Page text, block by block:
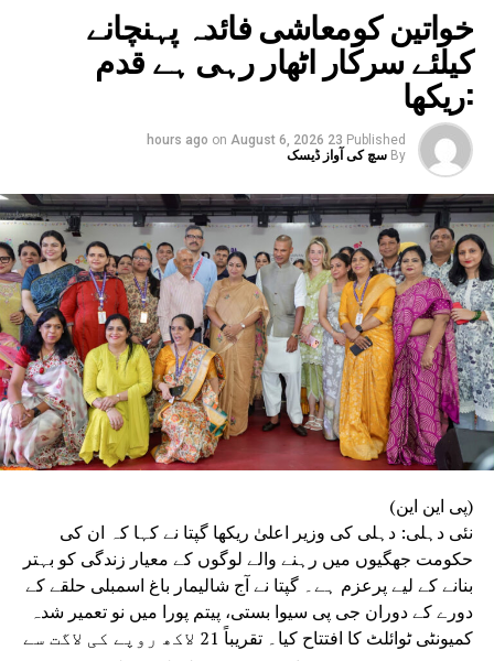
خواتین کومعاشی فائدہ پہنچانے
کیلئے سرکار اٹھار رہی ہے قدم
:ریکھا
Published
23 hours ago
on August 6, 2026
By سچ کی آواز ڈیسک
(پی این این)
نئی دہلی: دہلی کی وزیر اعلیٰ ریکھا گپتا نے کہا کہ ان کی
حکومت جھگیوں میں رہنے والے لوگوں کے معیار زندگی کو بہتر
بنانے کے لیے پرعزم ہے۔ گپتا نے آج شالیمار باغ اسمبلی حلقے کے
دورے کے دوران جی پی سیوا بستی، پیتم پورا میں نو تعمیر شدہ
کمیونٹی ٹوائلٹ کا افتتاح کیا۔ تقریباً 21 لاکھ روپے کی لاگت سے